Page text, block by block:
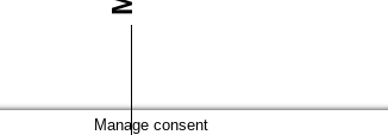
Manage consent